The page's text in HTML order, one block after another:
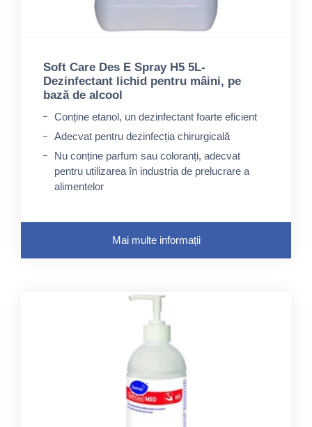
Soft Care Des E Spray H5 5L-
Dezinfectant lichid pentru mâini, pe
bază de alcool
Conține etanol, un dezinfectant foarte eficient
Adecvat pentru dezinfecția chirurgicală
Nu conține parfum sau coloranți, adecvat
pentru utilizarea în industria de prelucrare a
alimentelor
Mai multe informații